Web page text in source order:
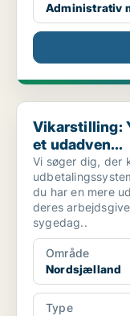
Administrativ
Vikarstilling:
Vikarstilling:
et udadven...
Vi søger dig, der
du har en mere
deres
sygedag..
Område
Nordsjælland
Type